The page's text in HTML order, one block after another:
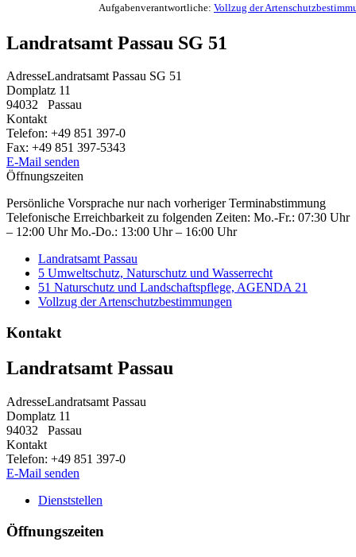
Aufgabenverantwortliche: Vollzug der
Landratsamt Passau SG 51
AdresseLandratsamt Passau SG 51
Domplatz 11
94032
Passau
Kontakt
Telefon: +49 851 397-0
Fax: +49 851 397-5343
E-Mail senden
Öffnungszeiten
Persönliche Vorsprache nur nach vorheriger Terminabstimmung
Telefonische Erreichbarkeit zu folgenden Zeiten: Mo.-Fr.: 07:30 Uhr
– 12:00 Uhr Mo.-Do.: 13:00 Uhr – 16:00 Uhr
Landratsamt Passau
5 Umweltschutz, Naturschutz und Wasserrecht
51 Naturschutz und Landschaftspflege, AGENDA 21
Vollzug der Artenschutzbestimmungen
Kontakt
Landratsamt Passau
AdresseLandratsamt Passau
Domplatz 11
94032
Passau
Kontakt
Telefon: +49 851 397-0
E-Mail senden
Dienststellen
Öffnungszeiten